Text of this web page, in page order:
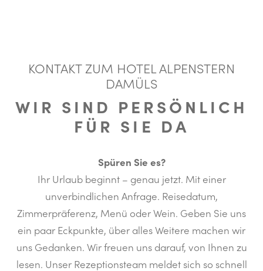
KONTAKT ZUM HOTEL ALPENSTERN
DAMÜLS
WIR SIND PERSÖNLICH
FÜR SIE DA
Spüren Sie es?
Ihr Urlaub beginnt – genau jetzt. Mit einer
unverbindlichen Anfrage. Reisedatum,
Zimmerpräferenz, Menü oder Wein. Geben Sie uns
ein paar Eckpunkte, über alles Weitere machen wir
uns Gedanken. Wir freuen uns darauf, von Ihnen zu
lesen. Unser Rezeptionsteam meldet sich so schnell